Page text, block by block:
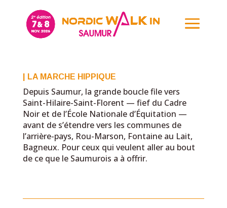
| LA MARCHE HIPPIQUE
Depuis Saumur, la grande boucle file vers
Saint-Hilaire-Saint-Florent — fief du Cadre
Noir et de l’École Nationale d’Équitation —
avant de s’étendre vers les communes de
l’arrière-pays, Rou-Marson, Fontaine au Lait,
Bagneux. Pour ceux qui veulent aller au bout
de ce que le Saumurois a à offrir.